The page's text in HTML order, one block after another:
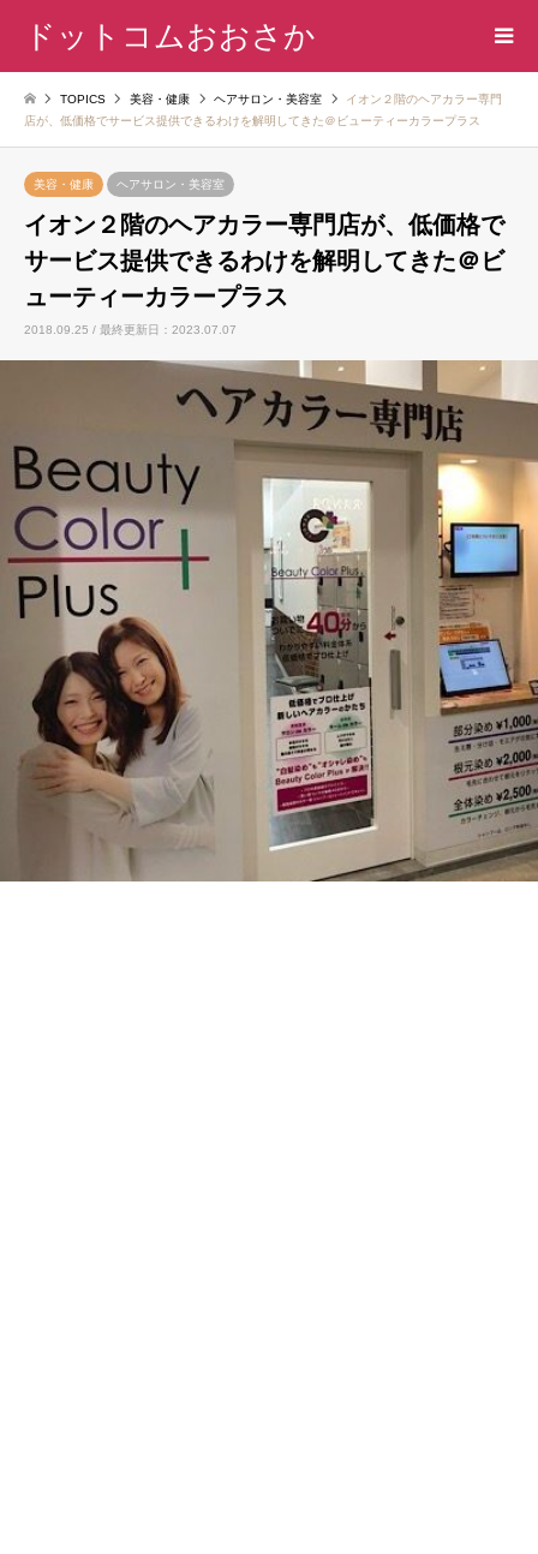
ドットコムおおさか
TOPICS 美容・健康 ヘアサロン・美容室
イオン２階のヘアカラー専門
店が、低価格でサービス提供できるわけを解明してきた＠ビューティーカラープラス
美容・健康 ヘアサロン・美容室
イオン２階のヘアカラー専門店が、低価格で
サービス提供できるわけを解明してきた＠ビ
ューティーカラープラス
2018.09.25 / 最終更新日：2023.07.07